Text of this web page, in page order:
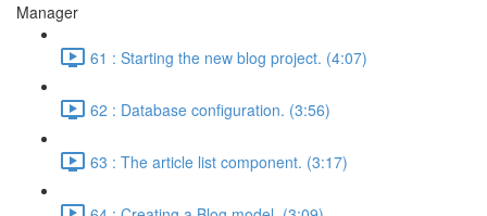
Manager
61 : Starting the new blog project. (4:07)
62 : Database configuration. (3:56)
63 : The article list component. (3:17)